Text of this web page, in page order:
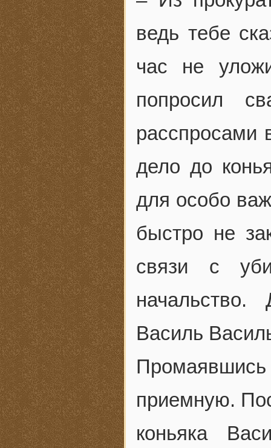
ведь тебе
час не
попросил
расспросами
дело до
для особо
быстро не
связи с
Василь
приемную.
коньяка